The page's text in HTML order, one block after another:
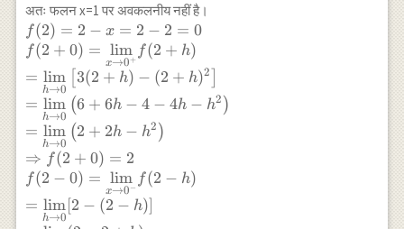
\to 0}
{\lim}\frac{f(1-h)-
f(1)}{-h}\\
=\underset{h \to
0}{\lim}\frac{1-h-
1}{-h}\\
=\underset{h \to
0}{\lim}\frac{-h}{-
h}\\ \Rightarrow
Lf'(1) =1
Lf'(1)
अतः फलन x=1 पर अवकलनीय नहीं है।
f(2)=2-x=2-2=0\\
f(2+0)=\underset{x
\to 0^{+}}
{\lim}f(2+h)\\
=\underset{h \to
{\lim}\left[3(2+h)-
(2+h)^2\right]\\
=\underset{h \to
0}{\lim}\left(6+6h-
4-4h-h^2\right)\\
f(2) = 2 − x = 2 − 2 = 0
f(2 + 0) =
x→0+
lim f(2 + h)
=
h→0
lim 3(2 + h) − (2 + h)2
=
h→0
lim (6 + 6h − 4 − 4h − h2 )
=
h→0
lim (2 + 2h − h2 )
⇒ f(2 + 0) = 2
f(2 − 0) =
x→0 −
lim f(2 − h)
=
h→0
lim[2 − (2 − h)]